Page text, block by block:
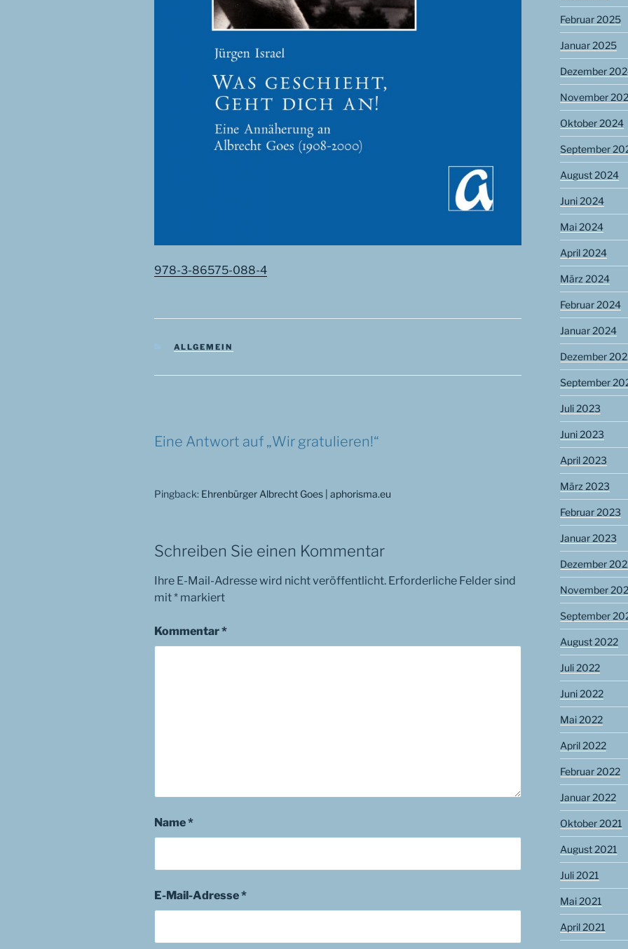
978-3-86575-088-4
KATEGORIEN
ALLGEMEIN
Eine Antwort auf „Wir gratulieren!“
Pingback: Ehrenbürger Albrecht Goes | aphorisma.eu
Schreiben Sie einen Kommentar
Ihre E-Mail-Adresse wird nicht veröffentlicht. Erforderliche Felder sind
mit* markiert
Kommentar*
Name*
E-Mail-Adresse*
Februar 2025
Januar 2025
Dezember
November
Oktober 2024
September
August 2024
Juni 2024
Mai 2024
April 2024
März 2024
Februar 2024
Januar 2024
Dezember
September
Juli 2023
Juni 2023
April 2023
März 2023
Februar 2023
Januar 2023
Dezember
November
September
August 2022
Juli 2022
Juni 2022
Mai 2022
April 2022
Februar 2022
Januar 2022
Oktober 2021
August 2021
Juli 2021
Mai 2021
April 2021